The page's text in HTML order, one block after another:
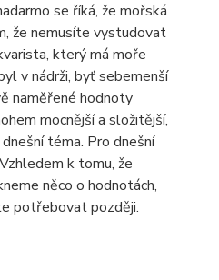
se říká, že mořská
že nemusíte vystudovat
který má moře
v nádrži, byť sebemenší
naměřené hodnoty
mocnější a složitější,
téma. Pro dnešní
k tomu, že
něco o hodnotách,
potřebovat později.